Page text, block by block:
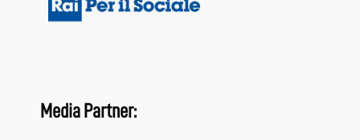
Media Partner: